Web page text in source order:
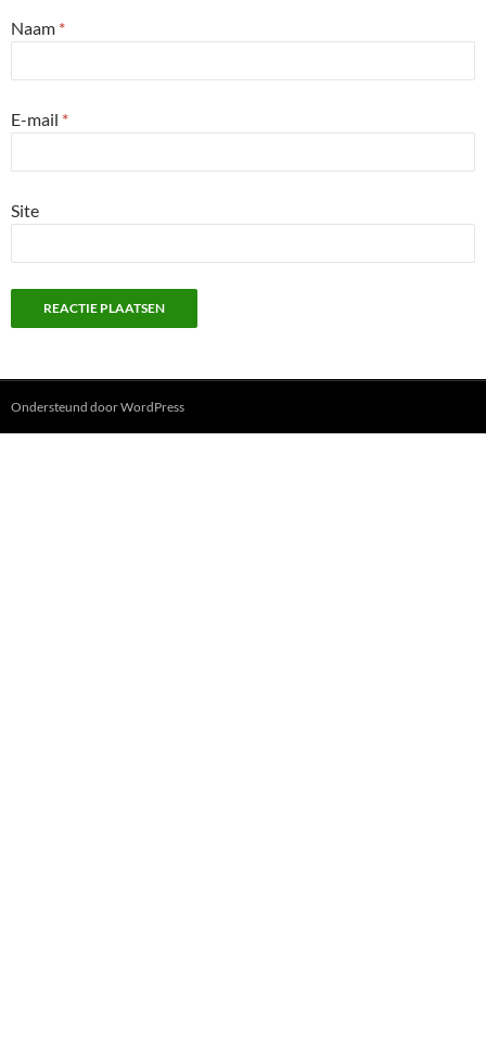
Naam *
E-mail *
Site
Ondersteund door WordPress